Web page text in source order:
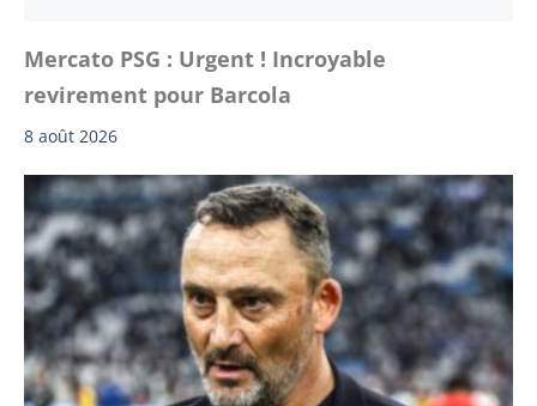
Mercato PSG : Urgent ! Incroyable
revirement pour Barcola
8 août 2026